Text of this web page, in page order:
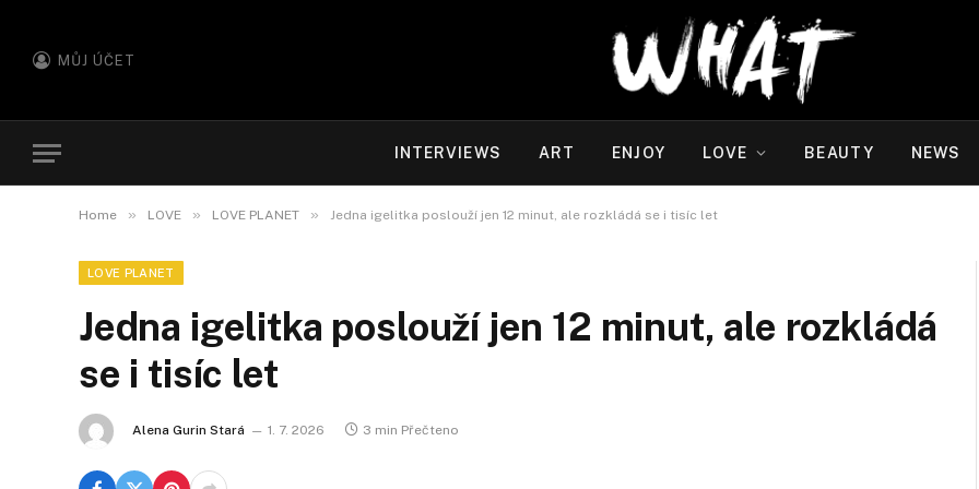
MŮJ ÚČET
INTERVIEWS ART ENJOY LOVE BEAUTY NEWS
Home » LOVE » LOVE PLANET » Jedna igelitka poslouží jen 12 minut, ale rozkládá se i tisíc let
LOVE PLANET
Jedna igelitka poslouží jen 12 minut, ale rozkládá
se i tisíc let
Alena Gurin Stará 1. 7. 2026 3 min Přečteno